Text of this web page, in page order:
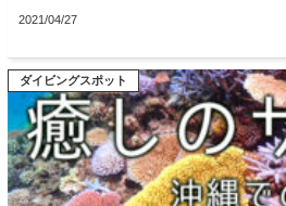
2021/04/27
ダイビングスポット